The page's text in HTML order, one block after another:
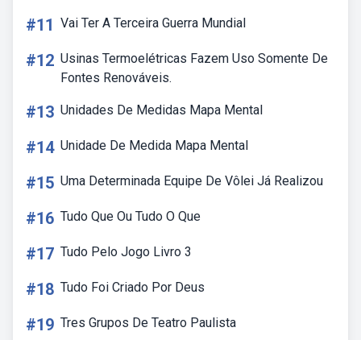
#11 Vai Ter A Terceira Guerra Mundial
#12 Usinas Termoelétricas Fazem Uso Somente De
Fontes Renováveis.
#13 Unidades De Medidas Mapa Mental
#14 Unidade De Medida Mapa Mental
#15 Uma Determinada Equipe De Vôlei Já Realizou
#16 Tudo Que Ou Tudo O Que
#17 Tudo Pelo Jogo Livro 3
#18 Tudo Foi Criado Por Deus
#19 Tres Grupos De Teatro Paulista